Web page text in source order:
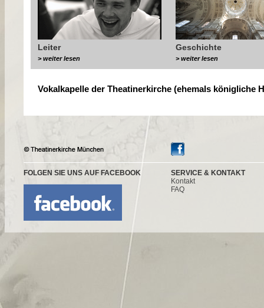
Leiter
> weiter lesen
Geschichte
> weiter lesen
Vokalkapelle der Theatinerkirche (ehemals königliche
FOLGEN SIE UNS AUF FACEBOOK
SERVICE & KONTAKT
Kontakt
FAQ